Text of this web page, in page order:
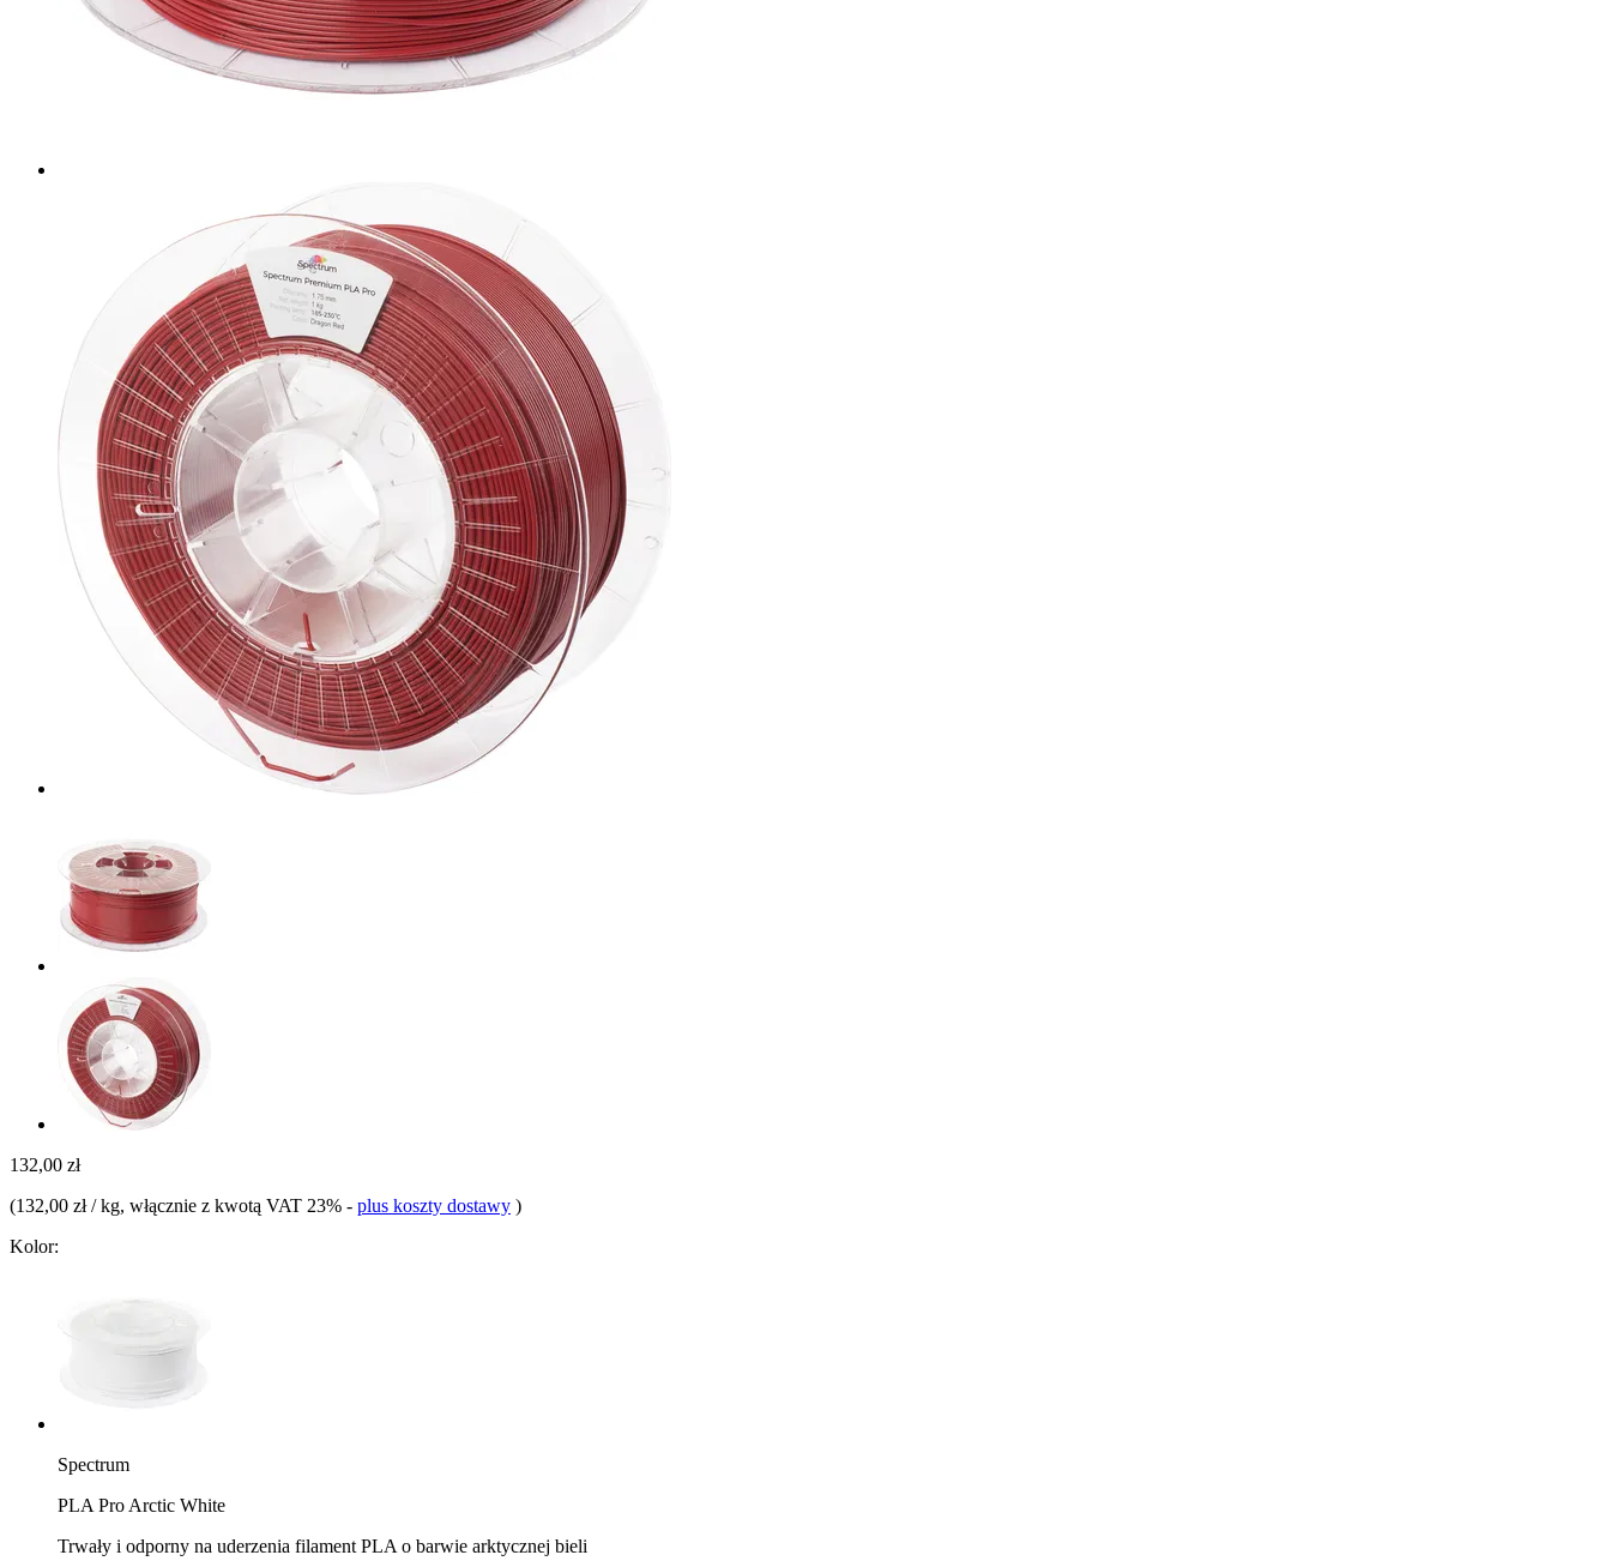
132,00 zł
(132,00 zł / kg, włącznie z kwotą VAT 23% - plus koszty dostawy )
Kolor:
Spectrum
PLA Pro Arctic White
Trwały i odporny na uderzenia filament PLA o barwie arktycznej bieli